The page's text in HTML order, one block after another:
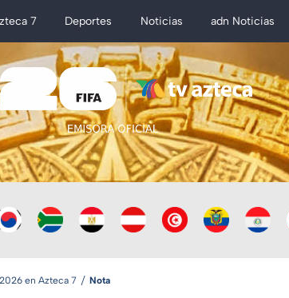
7 Deportes Noticias adn Noticias
en Azteca 7 Nota